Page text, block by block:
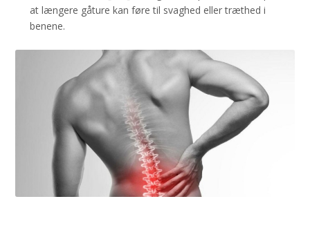
at længere gåture kan føre til svaghed eller træthed i
benene.